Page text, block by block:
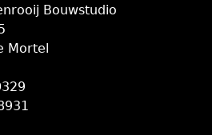
Bouwstudio
Mortel